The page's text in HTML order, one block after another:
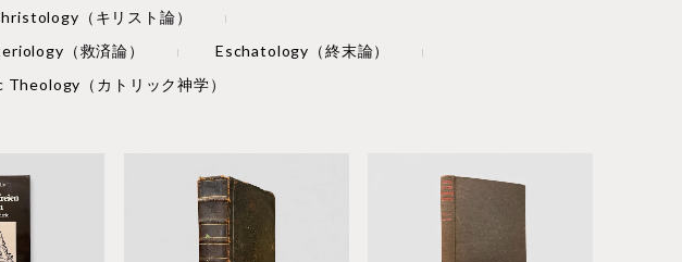
（キリスト論）
（救済論）
Eschatology（終末論）
（カトリック神学）